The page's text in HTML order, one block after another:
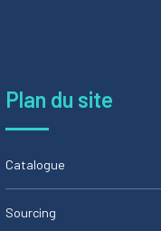
Plan du site
Catalogue
Sourcing